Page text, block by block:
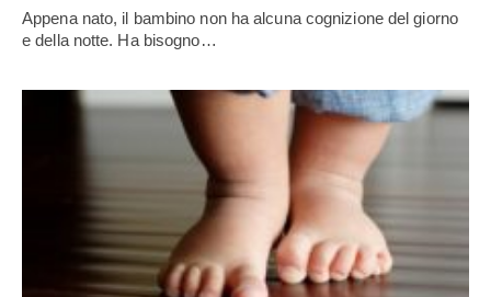
Appena nato, il bambino non ha alcuna cognizione del giorno
e della notte. Ha bisogno…